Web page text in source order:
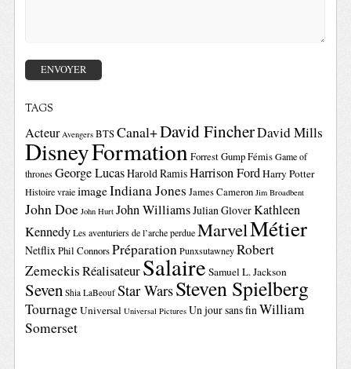
TAGS
Acteur Avengers BTSCanal+David FincherDavid Mills
DisneyFormationForrest GumpFémis Game of
thrones George LucasHarold RamisHarrison FordHarry Potter
Histoire vraie imageIndiana Jones James Cameron Jim Broadbent
John Doe John Hurt John WilliamsJulian GloverKathleen
Kennedy Les aventuriers de l’arche perdue MarvelMétier
NetflixPhil ConnorsPréparation Punxsutawney Robert
ZemeckisRéalisateurSalaire Samuel L. Jackson
Seven Shia LaBeouf Star WarsSteven Spielberg
TournageUniversal Universal Pictures Un jour sans finWilliam
Somerset